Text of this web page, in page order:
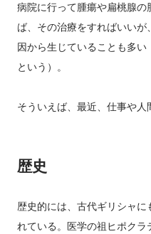
病院に行って腫瘍や扁桃腺
ば、その治療をすればいい
因から生じていることも多
という）。
そういえば、最近、仕事や人
歴史
歴史的には、古代ギリシャ
れている。医学の祖ヒポク